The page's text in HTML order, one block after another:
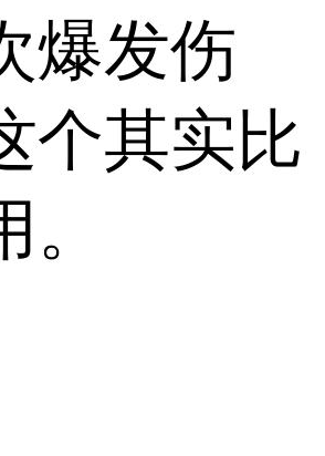
爆发伤
个其实比